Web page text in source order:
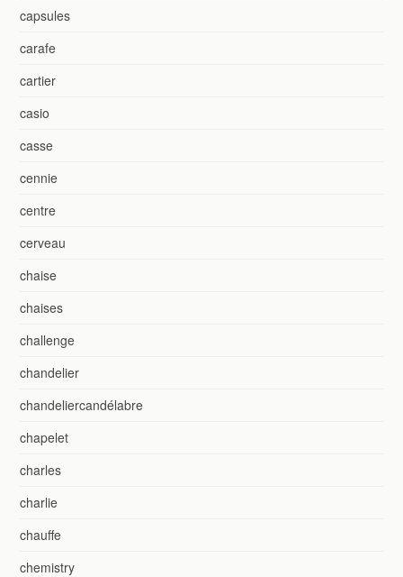
capsules
carafe
cartier
casio
casse
cennie
centre
cerveau
chaise
chaises
challenge
chandelier
chandeliercandélabre
chapelet
charles
charlie
chauffe
chemistry